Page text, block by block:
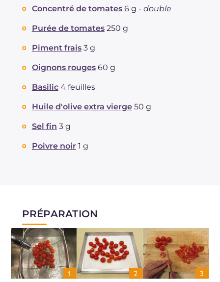
dont acides gras saturés g
Fibre
Concentré de tomates 6 g - double
Purée de tomates 250 g
Piment frais 3 g
Oignons rouges 60 g
Basilic 4 feuilles
Huile d'olive extra vierge 50 g
Sel fin 3 g
Poivre noir 1 g
PRÉPARATION